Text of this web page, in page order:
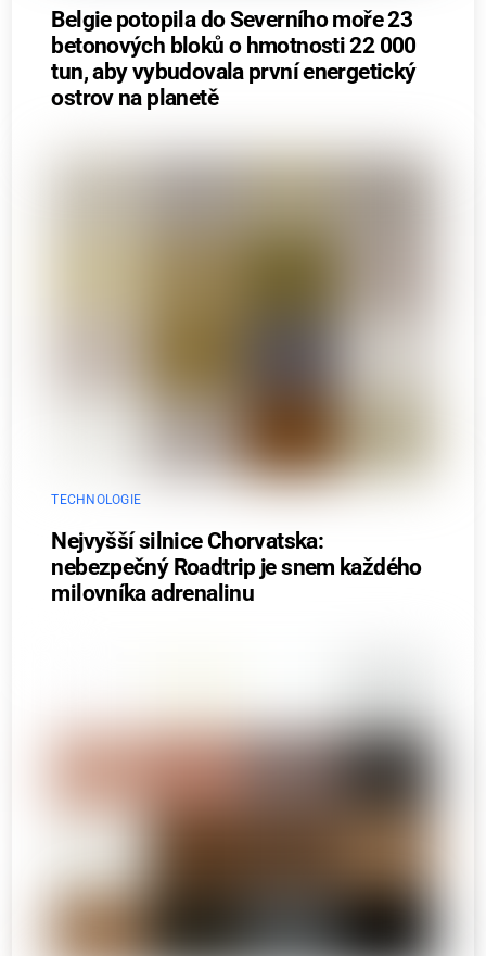
Belgie potopila do Severního moře 23
betonových bloků o hmotnosti 22 000
tun, aby vybudovala první energetický
ostrov na planetě
TECHNOLOGIE
Nejvyšší silnice Chorvatska:
nebezpečný Roadtrip je snem každého
milovníka adrenalinu